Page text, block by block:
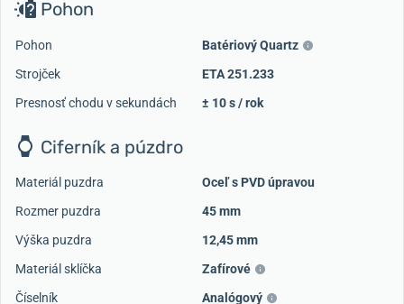
Pohon
Pohon
Batériový Quartz
Strojček
ETA 251.233
Presnosť chodu v sekundách
± 10 s / rok
Ciferník a púzdro
Materiál puzdra
Oceľ s PVD úpravou
Rozmer puzdra
45 mm
Výška puzdra
12,45 mm
Materiál sklíčka
Zafírové
Číselník
Analógový